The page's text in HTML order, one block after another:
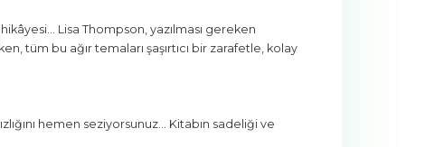
Lisa Thompson, yazılması gereken
tüm bu ağır temaları şaşırtıcı bir zarafetle, kolay
hemen seziyorsunuz... Kitabın sadeliği ve